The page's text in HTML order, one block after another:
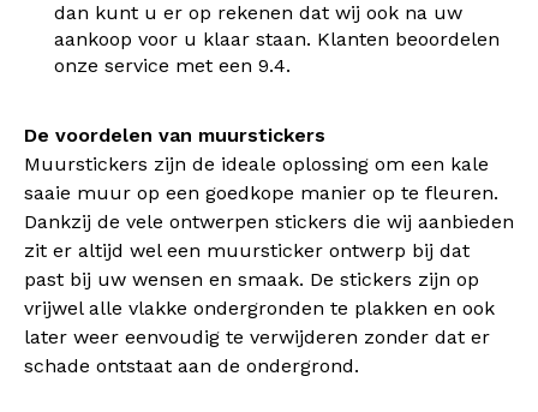
dan kunt u er op rekenen dat wij ook na uw
aankoop voor u klaar staan. Klanten beoordelen
onze service met een 9.4.
De voordelen van muurstickers
Muurstickers zijn de ideale oplossing om een kale
saaie muur op een goedkope manier op te fleuren.
Dankzij de vele ontwerpen stickers die wij aanbieden
zit er altijd wel een muursticker ontwerp bij dat
past bij uw wensen en smaak. De stickers zijn op
vrijwel alle vlakke ondergronden te plakken en ook
later weer eenvoudig te verwijderen zonder dat er
schade ontstaat aan de ondergrond.